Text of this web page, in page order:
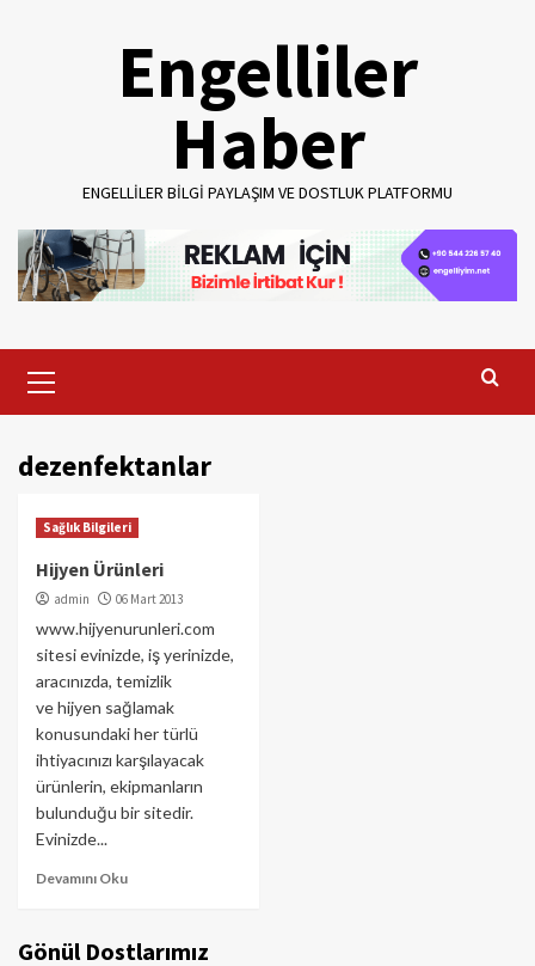
Engelliler
Haber
ENGELLILER BILGI PAYLAŞIM VE DOSTLUK PLATFORMU
Menu
dezenfektanlar
Sağlık Bilgileri
Hijyen Ürünleri
admin 06 Mart 2013
www.hijyenurunleri.com
sitesi evinizde, iş yerinizde,
aracınızda, temizlik
ve hijyen sağlamak
konusundaki her türlü
ihtiyacınızı karşılayacak
ürünlerin, ekipmanların
bulunduğu bir sitedir.
Evinizde...
Devamını Oku
Gönül Dostlarımız